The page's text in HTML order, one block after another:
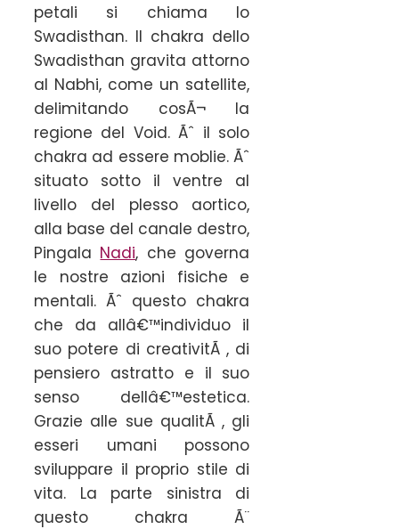
petali si chiama lo
Swadisthan. Il chakra dello
Swadisthan gravita attorno
al Nabhi, come un satellite,
delimitando cosÃ¬ la
regione del Void. Ãˆ il solo
chakra ad essere moblie. Ãˆ
situato sotto il ventre al
livello del plesso aortico,
alla base del canale destro,
Pingala Nadi, che governa
le nostre azioni fisiche e
mentali. Ãˆ questo chakra
che da allâ€™individuo il
suo potere di creativitÃ , di
pensiero astratto e il suo
senso dellâ€™estetica.
Grazie alle sue qualitÃ , gli
esseri umani possono
sviluppare il proprio stile di
vita. La parte sinistra di
questo chakra Ã¨